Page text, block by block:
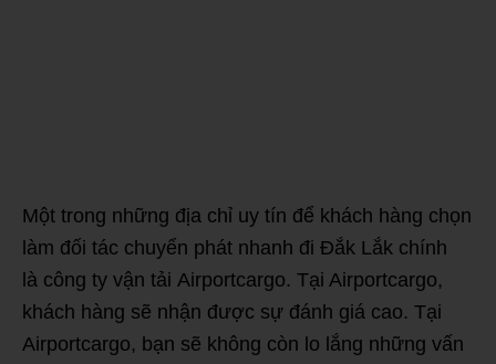
Một trong những địa chỉ uy tín để khách hàng chọn
làm đối tác chuyển phát nhanh đi Đắk Lắk chính
là công ty vận tải Airportcargo. Tại Airportcargo,
khách hàng sẽ nhận được sự đánh giá cao. Tại
Airportcargo, bạn sẽ không còn lo lắng những vấn